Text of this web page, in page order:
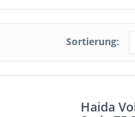
Sortierung:
Haida